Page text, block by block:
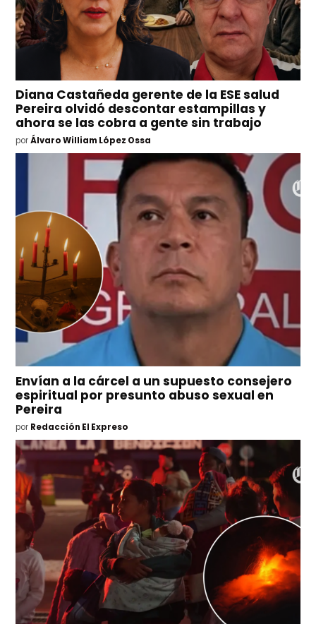
Diana Castañeda gerente de la ESE salud
Pereira olvidó descontar estampillas y
ahora se las cobra a gente sin trabajo
por Álvaro William López Ossa
Envían a la cárcel a un supuesto consejero
espiritual por presunto abuso sexual en
Pereira
por Redacción El Expreso